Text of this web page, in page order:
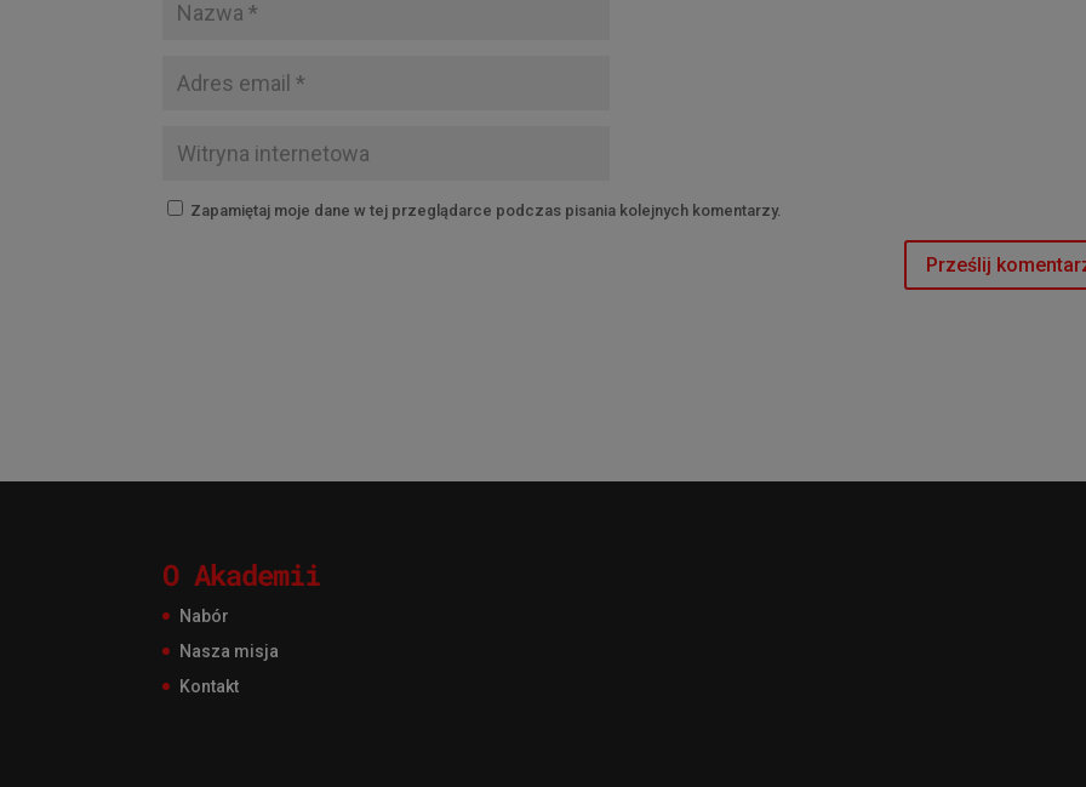
Zapamiętaj moje dane w tej przeglądarce podczas pisania kolejnych komentarzy.
O Akademii
Nabór
Nasza misja
Kontakt